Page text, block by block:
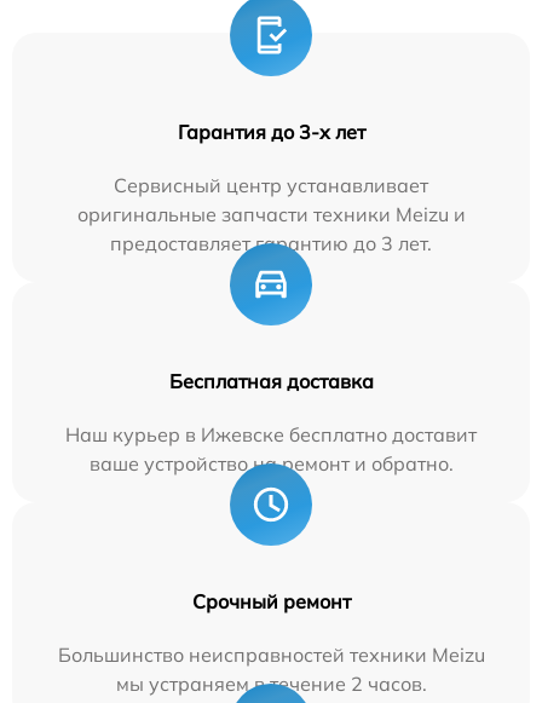
Гарантия до 3-х лет
Сервисный центр устанавливает
оригинальные запчасти техники Meizu и
предоставляет гарантию до 3 лет.
Бесплатная доставка
Наш курьер в Ижевске бесплатно доставит
ваше устройство на ремонт и обратно.
Срочный ремонт
Большинство неисправностей техники Meizu
мы устраняем в течение 2 часов.